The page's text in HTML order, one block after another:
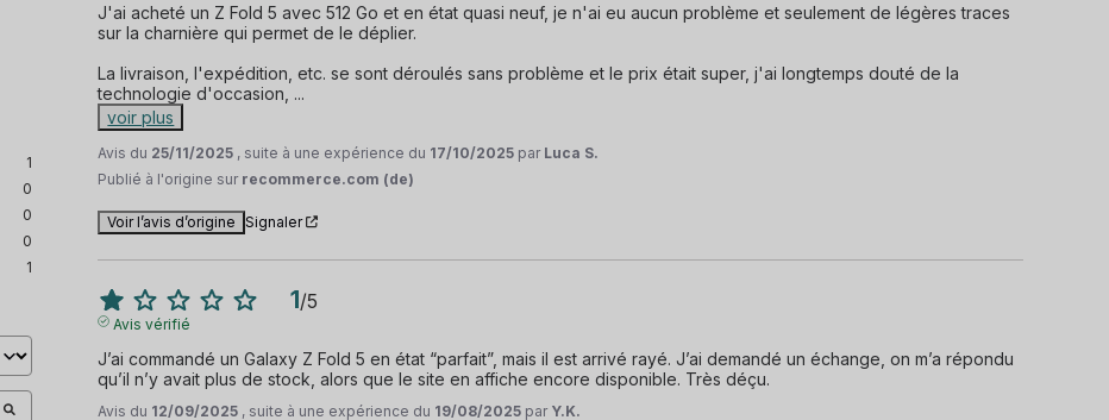
1
0
0
0
1
J'ai acheté un Z Fold 5 avec 512 Go et en état quasi neuf, je n'ai eu aucun problème et seulement de légères traces
sur la charnière qui permet de le déplier.
La livraison, l'expédition, etc. se sont déroulés sans problème et le prix était super, j'ai longtemps douté de la
technologie d'occasion, ...
voir plus
Avis du 25/11/2025 , suite à une expérience du 17/10/2025 par Luca S.
Publié à l'origine sur recommerce.com (de)
Voir l’avis d’origine Signaler
1/5
Avis vérifié
J’ai commandé un Galaxy Z Fold 5 en état “parfait”, mais il est arrivé rayé. J’ai demandé un échange, on m’a répondu
qu’il n’y avait plus de stock, alors que le site en affiche encore disponible. Très déçu.
Avis du 12/09/2025 , suite à une expérience du 19/08/2025 par Y.K.